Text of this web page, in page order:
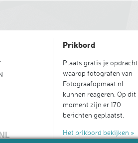
Prikbord
Plaats gratis je opdracht
waarop fotografen van
Fotograafopmaat.nl
kunnen reageren. Op dit
moment zijn er 170
berichten geplaatst.
Het prikbord bekijken »